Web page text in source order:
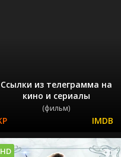
Ссылки из телеграмма на
кино и сериалы
(фильм)
HD